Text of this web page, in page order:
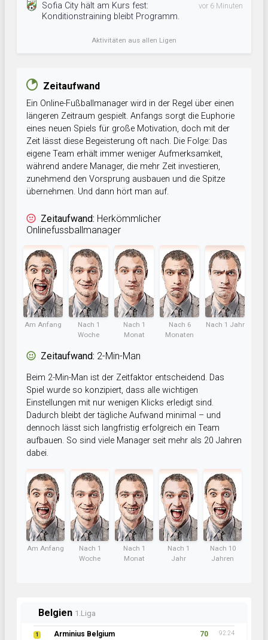
Sofia City hält am Kurs fest:
Konditionstraining bleibt Programm.
vor 6 Minuten
Aktivitäten aus allen Ligen
Zeitaufwand
Ein Online-Fußballmanager wird in der Regel über einen
längeren Zeitraum gespielt. Anfangs sorgt die Euphorie
eines neuen Spiels für große Motivation, doch mit der
Zeit lässt diese Begeisterung oft nach. Die Folge: Das
eigene Team erhält immer weniger Aufmerksamkeit,
während andere Manager, die mehr Zeit investieren,
zunehmend den Vorsprung ausbauen und die Spitze
übernehmen. Und dann hört man auf.
Zeitaufwand: Herkömmlicher
Onlinefussballmanager
Am Anfang
Nach 1
Woche
Nach 1
Monat
Nach 6
Monaten
Nach 1 Jahr
Zeitaufwand: 2-Min-Man
Beim 2-Min-Man ist der Zeitfaktor entscheidend. Das
Spiel wurde so konzipiert, dass alle wichtigen
Einstellungen mit nur wenigen Klicks erledigt sind.
Dadurch bleibt der tägliche Aufwand minimal – und
dennoch lässt sich langfristig erfolgreich ein Team
aufbauen. So sind viele Manager seit mehr als 20 Jahren
dabei.
Am Anfang
Nach 1
Woche
Nach 1
Monat
Nach 1
Jahr
Nach 10
Jahren
Belgien 1.Liga
1 Arminius Belgium 70 92:24